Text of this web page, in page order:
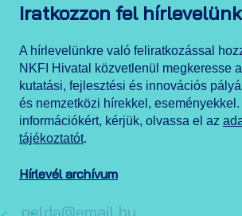
Iratkozzon fel
A hírlevelünkre való feliratkozással
NKFI Hivatal közvetlenül megkeresse
kutatási, fejlesztési és innovációs
és nemzetközi hírekkel, eseményekkel.
információkért, kérjük, olvassa el az
tájékoztatót.
Hírlevél archívum